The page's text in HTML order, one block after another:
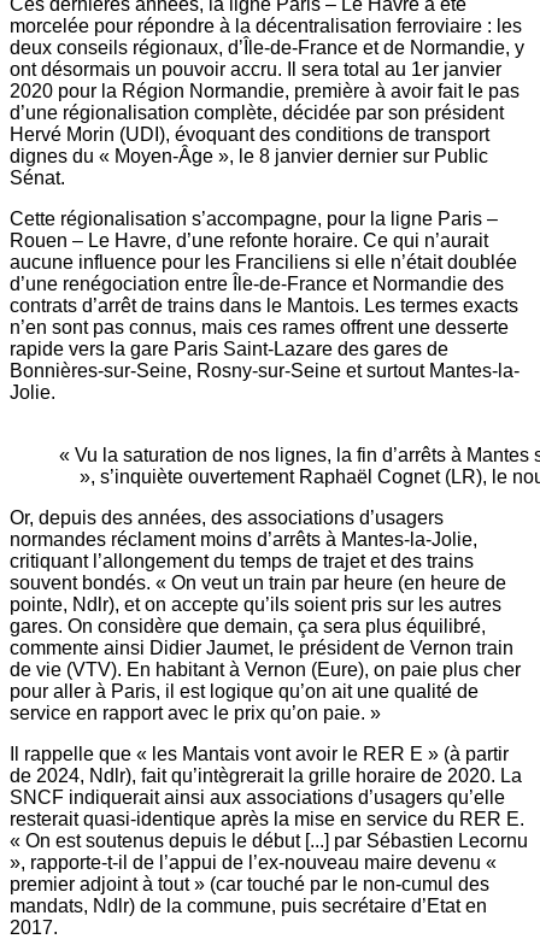
morcelée pour répondre à la décentralisation ferroviaire : les
deux conseils régionaux, d’Île-de-France et de Normandie, y
ont désormais un pouvoir accru. Il sera total au 1er janvier
2020 pour la Région Normandie, première à avoir fait le pas
d’une régionalisation complète, décidée par son président
Hervé Morin (UDI), évoquant des conditions de transport
dignes du « Moyen-Âge », le 8 janvier dernier sur Public
Sénat.
Cette régionalisation s’accompagne, pour la ligne Paris –
Rouen – Le Havre, d’une refonte horaire. Ce qui n’aurait
aucune influence pour les Franciliens si elle n’était doublée
d’une renégociation entre Île-de-France et Normandie des
contrats d’arrêt de trains dans le Mantois. Les termes exacts
n’en sont pas connus, mais ces rames offrent une desserte
rapide vers la gare Paris Saint-Lazare des gares de
Bonnières-sur-Seine, Rosny-sur-Seine et surtout Mantes-la-
Jolie.
« Vu la saturation de nos lignes, la fin d’arrêts à
», s’inquiète ouvertement Raphaël Cognet (LR), le
Or, depuis des années, des associations d’usagers
normandes réclament moins d’arrêts à Mantes-la-Jolie,
critiquant l’allongement du temps de trajet et des trains
souvent bondés. « On veut un train par heure (en heure de
pointe, Ndlr), et on accepte qu’ils soient pris sur les autres
gares. On considère que demain, ça sera plus équilibré,
commente ainsi Didier Jaumet, le président de Vernon train
de vie (VTV). En habitant à Vernon (Eure), on paie plus cher
pour aller à Paris, il est logique qu’on ait une qualité de
service en rapport avec le prix qu’on paie. »
Il rappelle que « les Mantais vont avoir le RER E » (à partir
de 2024, Ndlr), fait qu’intègrerait la grille horaire de 2020. La
SNCF indiquerait ainsi aux associations d’usagers qu’elle
resterait quasi-identique après la mise en service du RER E.
« On est soutenus depuis le début [...] par Sébastien Lecornu
», rapporte-t-il de l’appui de l’ex-nouveau maire devenu «
premier adjoint à tout » (car touché par le non-cumul des
mandats, Ndlr) de la commune, puis secrétaire d’Etat en
2017.